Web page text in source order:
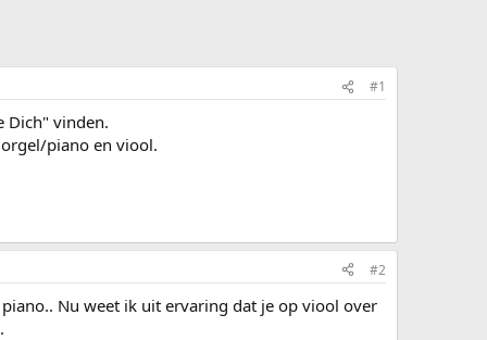
#1
Dich" vinden.
piano en viool.
#2
Nu weet ik uit ervaring dat je op viool over